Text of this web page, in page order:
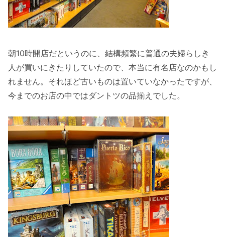
朝10時開店だというのに、結構頻繁に普通の夫婦らしき
人が買いにきたりしていたので、本当に有名店なのかもし
れません。それほど古いものは置いていなかったですが、
今までのお店の中ではダントツの品揃えでした。